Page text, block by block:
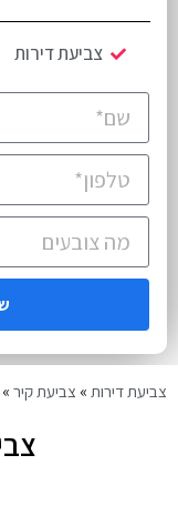
צביעת דירות
צביעת דירות » צביעת קיר »